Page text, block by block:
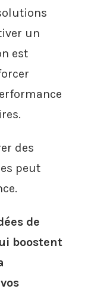
un
est
des
peut
de
boostent